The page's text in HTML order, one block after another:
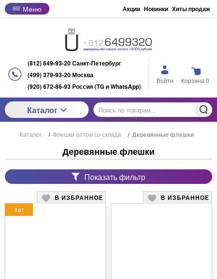
Меню Акции Новинки Хиты продаж
(812) 649-93-20 Санкт-Петербург
(499) 379-93-20 Москва
(920) 672-86-93 Россия (TG и WhatsApp)
Войти Корзина 0
Каталог
Каталог / Флешки оптом со склада / Деревянные флешки
Деревянные флешки
Показать фильтр
В ИЗБРАННОЕ
Хит
В ИЗБРАННОЕ